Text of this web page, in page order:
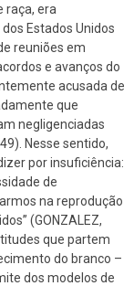
raça, era
Estados Unidos
reuniões em
e avanços do
acusada de
que
negligenciadas
Nesse sentido,
por insuficiência:
de
na reprodução
(GONZALEZ,
que partem
do branco –
dos modelos de